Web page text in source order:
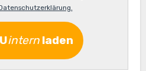
intern laden